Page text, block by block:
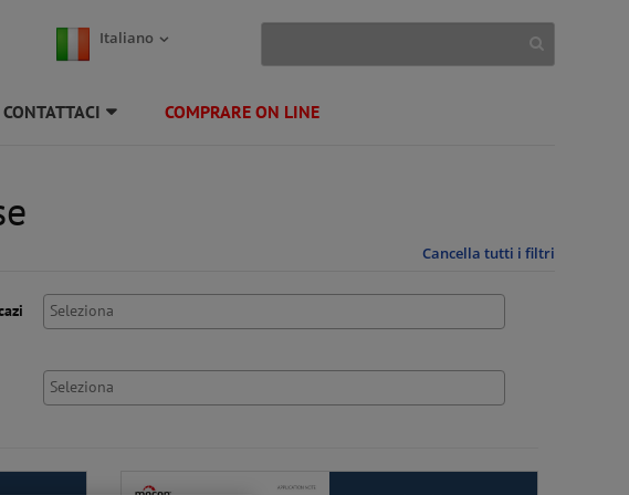
Italiano
CONTATTACI COMPRARE ON LINE
Cancella tutti i filtri